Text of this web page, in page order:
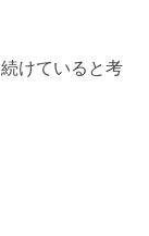
けていると考